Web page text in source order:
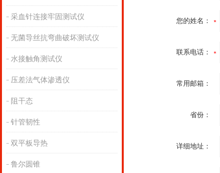
采血针连接牢固测试仪
无菌导丝抗弯曲破坏测试仪
水接触角测试仪
压差法气体渗透仪
阻干态
针管韧性
双平板导热
鲁尔圆锥
您的姓名：
联系电话：
常用邮箱：
省份：
详细地址：